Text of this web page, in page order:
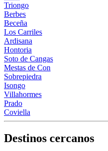
Triongo
Berbes
Beceña
Los Carriles
Ardisana
Hontoria
Soto de Cangas
Mestas de Con
Sobrepiedra
Isongo
Villahormes
Prado
Coviella
Destinos cercanos